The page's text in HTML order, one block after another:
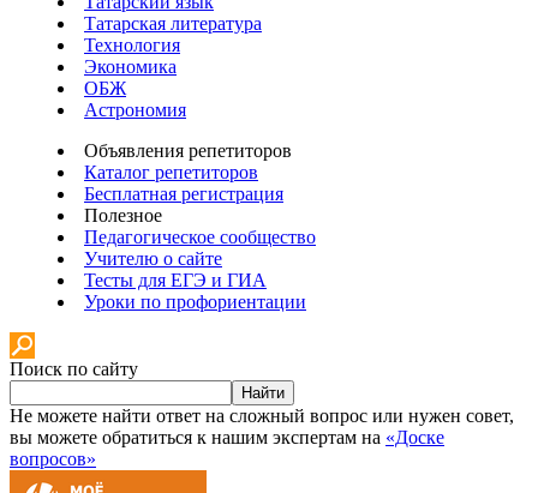
Татарская литература
Технология
Экономика
ОБЖ
Астрономия
Объявления репетиторов
Каталог репетиторов
Бесплатная регистрация
Полезное
Педагогическое сообщество
Учителю о сайте
Тесты для ЕГЭ и ГИА
Уроки по профориентации
Поиск по сайту
Найти
Не можете найти ответ на сложный вопрос или нужен совет,
вы можете обратиться к нашим экспертам на «Доске
вопросов»